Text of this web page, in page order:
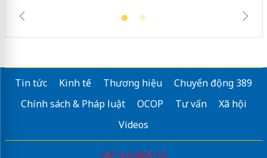
Tin tức Kinh tế Thương hiệu
Chuyển động 389
Chính sách & Pháp luật
OCOP Tư vấn
Xã hội
Videos